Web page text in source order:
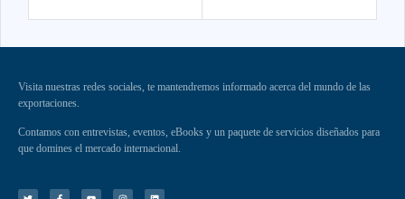
Visita nuestras redes sociales, te mantendremos informado acerca del mundo de las
exportaciones.
Contamos con entrevistas, eventos, eBooks y un paquete de servicios diseñados para
que domines el mercado internacional.